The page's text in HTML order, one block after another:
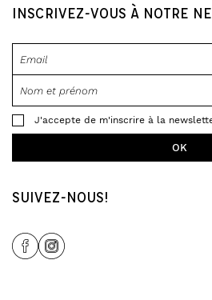
INSCRIVEZ-VOUS À NOTRE
J'accepte de m'inscrire à la
SUIVEZ-NOUS!
Share Icon
Share Icon